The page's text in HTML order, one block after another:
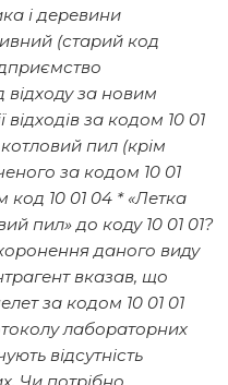
і деревини
(старий код
відходу за новим
за кодом 10 01
пил (крім
за кодом 10 01
код 10 01 04 * «Летка
пил» до коду 10 01 01?
даного виду
вказав, що
за кодом 10 01 01
лабораторних
відсутність